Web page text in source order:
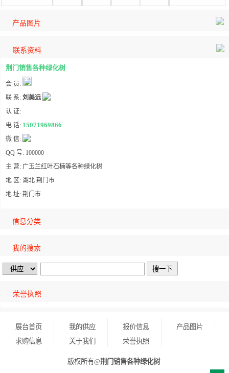
产品图片
联系资料
荆门销售各种绿化树
会 员:
联 系: 刘美远
认 证:
电 话: 15071969866
微 信:
QQ 号: 100000
主 营: 广玉兰红叶石楠等各种绿化树
地 区: 湖北 荆门巿
地 址: 荆门市
信息分类
我的搜索
荣誉执照
展台首页 我的供应 报价信息
产品图片
求购信息
关于我们 荣誉执照
版权所有@荆门销售各种绿化树